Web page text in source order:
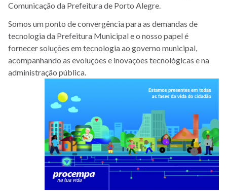
Comunicação da Prefeitura de Porto Alegre.
Somos um ponto de convergência para as demandas de
tecnologia da Prefeitura Municipal e o nosso papel é
fornecer soluções em tecnologia ao governo municipal,
acompanhando as evoluções e inovações tecnológicas e na
administração pública.